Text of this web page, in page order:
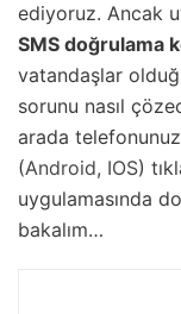
ediyoruz. Ancak
SMS doğrulama
vatandaşlar
sorunu nasıl
arada
(Android, IOS)
uygulamasında
bakalım…